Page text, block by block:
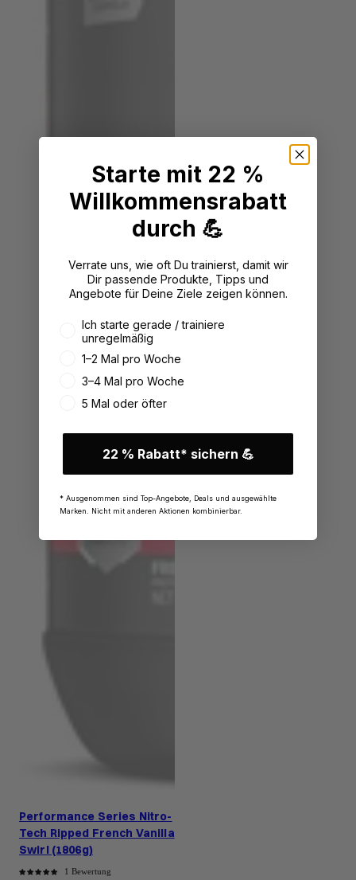
Performance Series Nitro-
Tech Ripped French Vanilla
Swirl (1806g)
1 Bewertung
Starte mit 22 %
Willkommensrabatt
durch 💪
Verrate uns, wie oft Du trainierst, damit wir
Dir passende Produkte, Tipps und
Angebote für Deine Ziele zeigen können.
Wie oft trainierst du aktuell?
Ich starte gerade / trainiere
unregelmäßig
1–2 Mal pro Woche
3–4 Mal pro Woche
5 Mal oder öfter
22 % Rabatt* sichern 💪
* Ausgenommen sind Top-Angebote, Deals und ausgewählte
Marken. Nicht mit anderen Aktionen kombinierbar.